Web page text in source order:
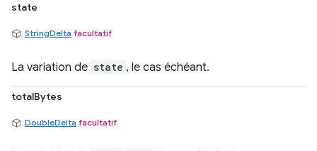
state
StringDelta facultatif
La variation de state , le cas échéant.
totalBytes
DoubleDelta facultatif